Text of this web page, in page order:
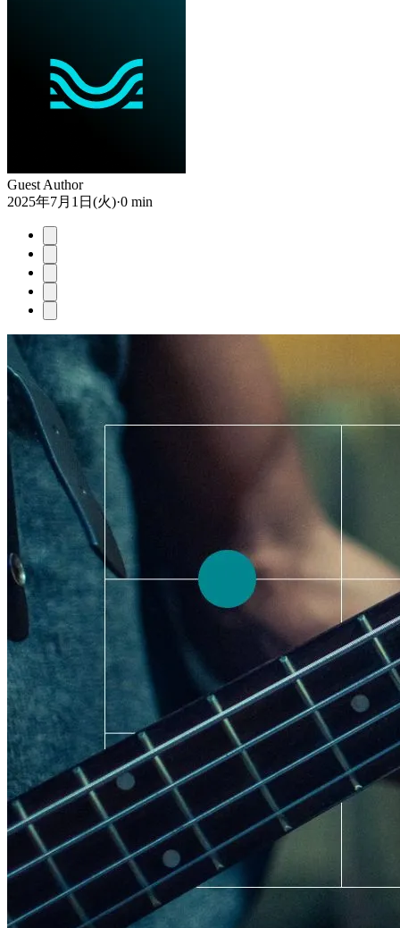
Guest Author
2025年7月1日(火)·0 min